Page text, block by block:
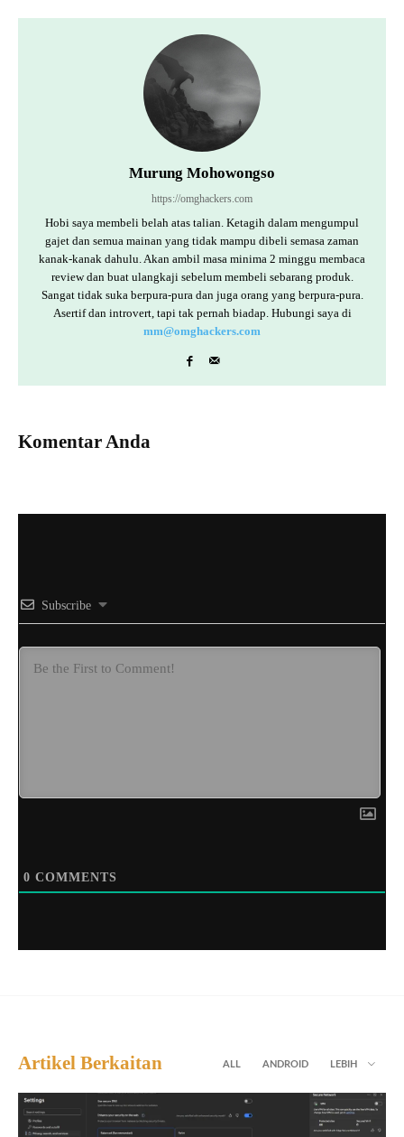
Murung Mohowongso
https://omghackers.com
Hobi saya membeli belah atas talian. Ketagih dalam mengumpul
gajet dan semua mainan yang tidak mampu dibeli semasa zaman
kanak-kanak dahulu. Akan ambil masa minima 2 minggu membaca
review dan buat ulangkaji sebelum membeli sebarang produk.
Sangat tidak suka berpura-pura dan juga orang yang berpura-pura.
Asertif dan introvert, tapi tak pernah biadap. Hubungi saya di
mm@omghackers.com
Komentar Anda
Subscribe
0 COMMENTS
Artikel Berkaitan ALL ANDROID LEBIH